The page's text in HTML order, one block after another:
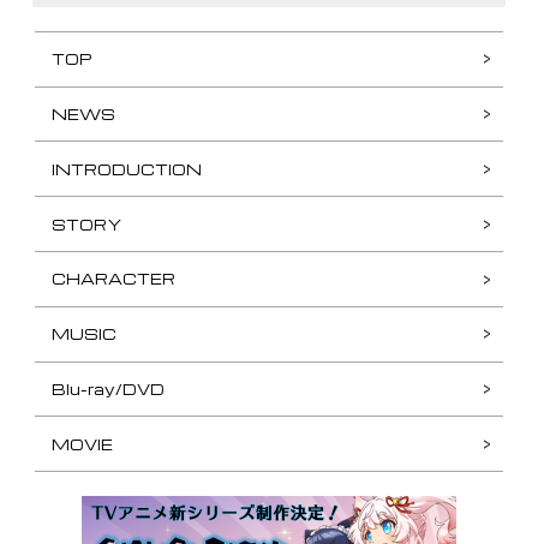
TOP
NEWS
INTRODUCTION
STORY
CHARACTER
MUSIC
Blu-ray/DVD
MOVIE